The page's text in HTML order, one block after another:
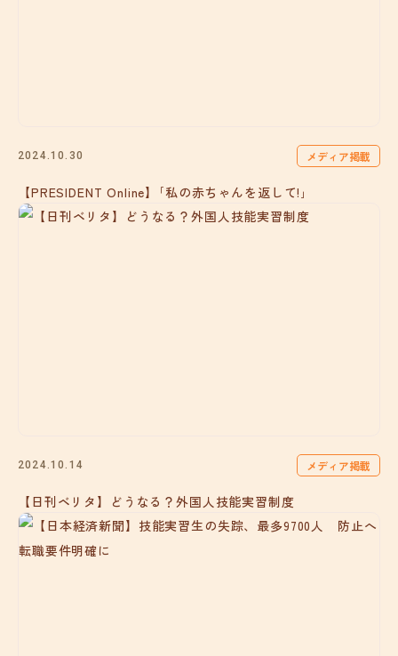
2024.10.30 メディア掲載
【PRESIDENT Online】｢私の赤ちゃんを返して!｣
2024.10.14 メディア掲載
【日刊ベリタ】どうなる？外国人技能実習制度